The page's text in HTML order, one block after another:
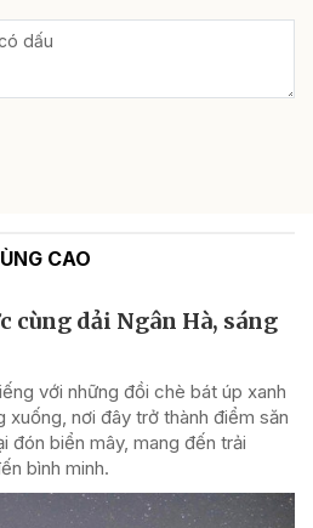
CAO
cùng dải Ngân Hà, sáng
với những đồi chè bát úp xanh
xuống, nơi đây trở thành điểm săn
đón biển mây, mang đến trải
bình minh.